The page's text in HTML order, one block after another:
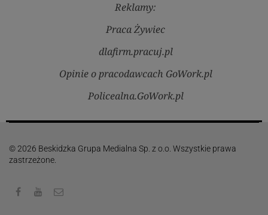
Reklamy:
Praca Żywiec
dlafirm.pracuj.pl
Opinie o pracodawcach GoWork.pl
Policealna.GoWork.pl
© 2026 Beskidzka Grupa Medialna Sp. z o.o. Wszystkie prawa
zastrzeżone.